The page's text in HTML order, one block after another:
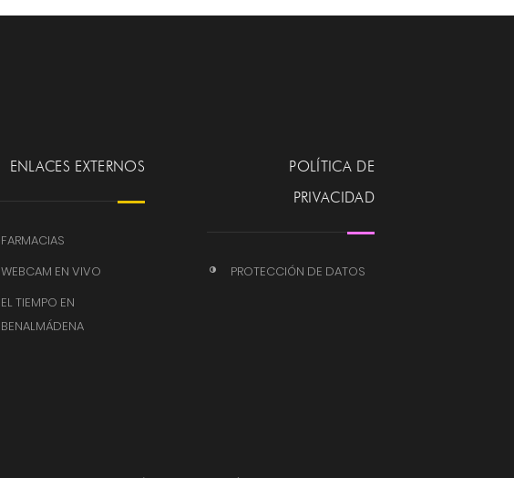
ENLACES EXTERNOS
FARMACIAS
WEBCAM EN VIVO
EL TIEMPO EN
BENALMÁDENA
POLÍTICA DE
PRIVACIDAD
PROTECCIÓN DE DATOS